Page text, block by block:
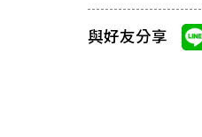
與好友分享